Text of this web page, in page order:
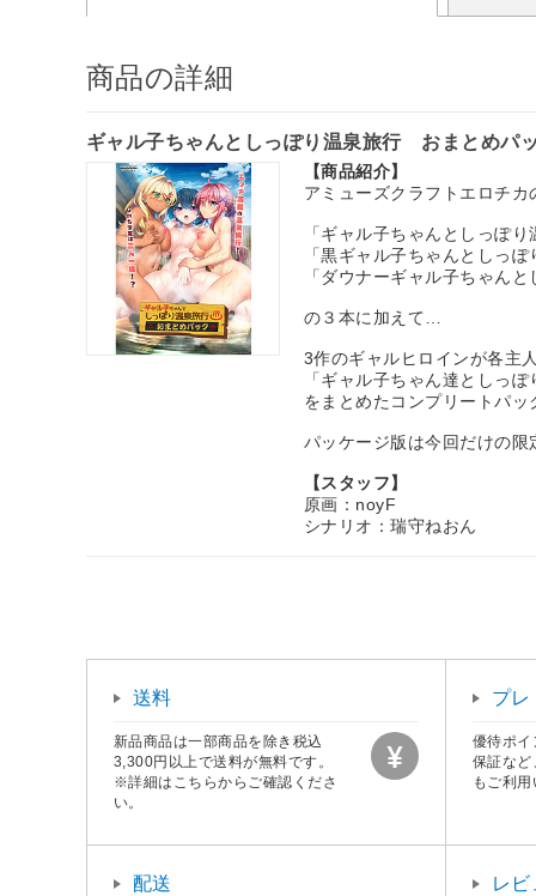
商品の詳細
ギャル子ちゃんとしっぽり温泉旅行 おまとめパ
【商品紹介】
アミューズクラフトエロチ
「ギャル子ちゃんとしっぽ
「黒ギャル子ちゃんとしっ
「ダウナーギャル子ちゃん
の３本に加えて…
3作のギャルヒロインが各主
「ギャル子ちゃん達としっ
をまとめたコンプリートパッ
パッケージ版は今回だけの
【スタッフ】
原画：noyF
シナリオ：瑞守ねおん
送料
新品商品は一部商品を除き税込
3,300円以上で送料が無料です。
※詳細はこちらからご確認くださ
い。
プレ
優待ポイ
保証など
もご利
配送 レ